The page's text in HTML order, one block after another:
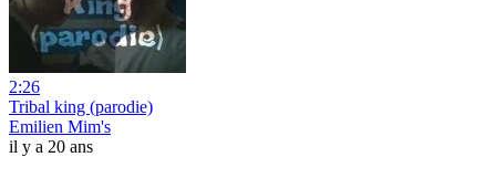
2:26
Tribal king (parodie)
Emilien Mim's
il y a 20 ans